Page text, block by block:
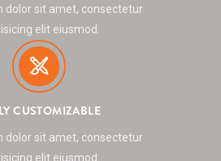
dolor sit amet, consectetur
elit eiusmod.
CUSTOMIZABLE
dolor sit amet, consectetur
elit eiusmod.